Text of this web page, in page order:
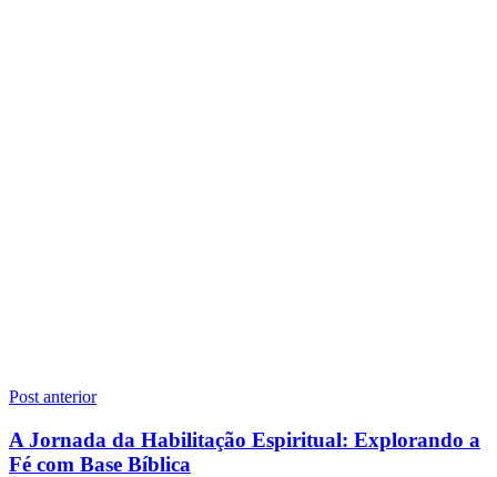
Navegação
de
Post
Post anterior
A Jornada da Habilitação Espiritual: Explorando a
Fé com Base Bíblica